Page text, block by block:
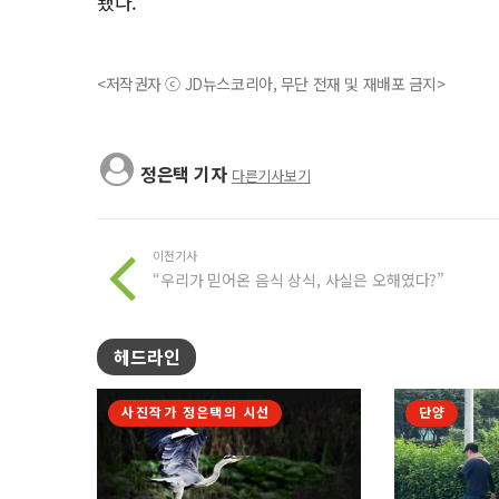
<저작권자 ⓒ JD뉴스코리아, 무단 전재 및 재배포 금지>
정은택 기자 다른기사보기
이전기사
“우리가 믿어온 음식 상식, 사실은 오해였다?”
헤드라인
사진작가 정은택의 시선 단양